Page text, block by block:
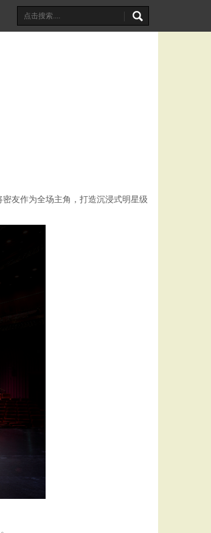
友作为全场主角，打造沉浸式明星级